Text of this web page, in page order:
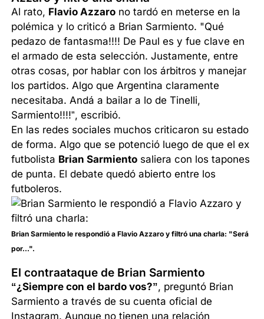
Al rato, Flavio Azzaro no tardó en meterse en la
polémica y lo criticó a Brian Sarmiento. "Qué
pedazo de fantasma!!!! De Paul es y fue clave en
el armado de esta selección. Justamente, entre
otras cosas, por hablar con los árbitros y manejar
los partidos. Algo que Argentina claramente
necesitaba. Andá a bailar a lo de Tinelli,
Sarmiento!!!!”, escribió.
En las redes sociales muchos criticaron su estado
de forma. Algo que se potenció luego de que el ex
futbolista Brian Sarmiento saliera con los tapones
de punta. El debate quedó abierto entre los
futboleros.
Brian Sarmiento le respondió a Flavio Azzaro y filtró una charla: "Será
por...".
El contraataque de Brian Sarmiento
“¿Siempre con el bardo vos?”, preguntó Brian
Sarmiento a través de su cuenta oficial de
Instagram. Aunque no tienen una relación